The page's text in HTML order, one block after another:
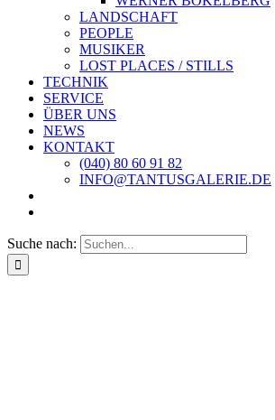
LANDSCHAFT
PEOPLE
MUSIKER
LOST PLACES / STILLS
TECHNIK
SERVICE
ÜBER UNS
NEWS
KONTAKT
(040) 80 60 91 82
INFO@TANTUSGALERIE.DE
Suche nach: